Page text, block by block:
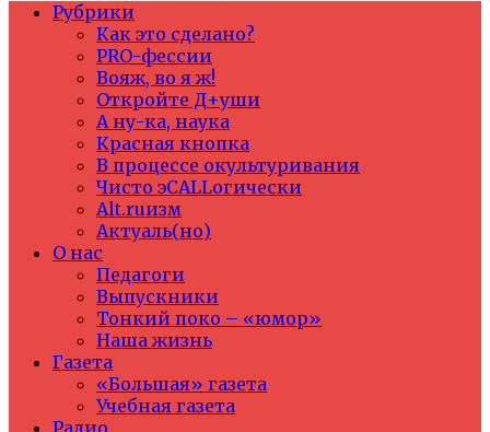
Рубрики
Как это сделано?
PRO-фессии
Вояж, во я ж!
Откройте Д+уши
А ну-ка, наука
Красная кнопка
В процессе окультуривания
Чисто эCALLогически
Alt.ruизм
Актуаль(но)
О нас
Педагоги
Выпускники
Тонкий поко – «юмор»
Наша жизнь
Газета
«Большая» газета
Учебная газета
Радио